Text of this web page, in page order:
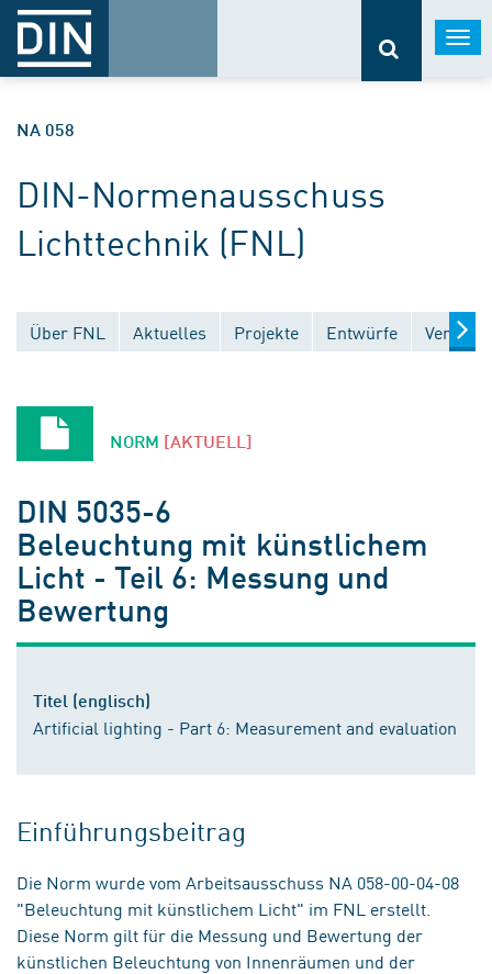
NA 058
DIN-Normenausschuss
Lichttechnik (FNL)
Über FNL Aktuelles Projekte Entwürfe
NORM [AKTUELL]
DIN 5035-6
Beleuchtung mit künstlichem
Licht - Teil 6: Messung und
Bewertung
Titel (englisch)
Artificial lighting - Part 6: Measurement and evaluation
Einführungsbeitrag
Die Norm wurde vom Arbeitsausschuss NA 058-00-04-08
"Beleuchtung mit künstlichem Licht" im FNL erstellt.
Diese Norm gilt für die Messung und Bewertung der
künstlichen Beleuchtung von Innenräumen und der